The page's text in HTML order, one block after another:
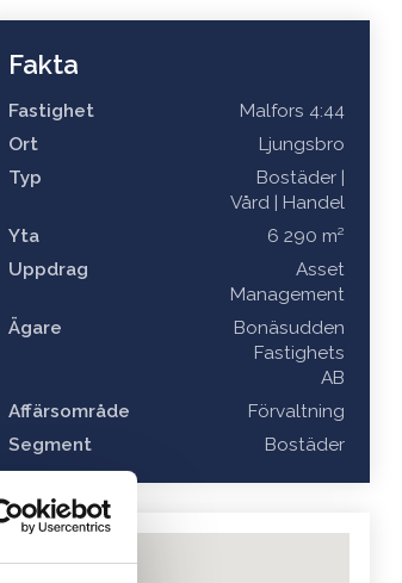
Fakta
Fastighet
Malfors 4:44
Ort
Ljungsbro
Typ
Bostäder |
Vård | Handel
Yta
6 290 m²
Uppdrag
Asset
Management
Ägare
Bonäsudden
Fastighets
AB
Affärsområde
Förvaltning
Segment
Bostäder